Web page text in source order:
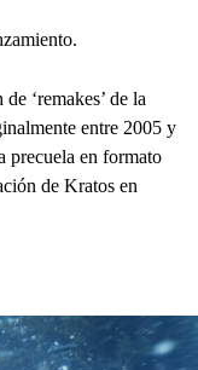
‘remakes’ de la
entre 2005 y
precuela en formato
de Kratos en